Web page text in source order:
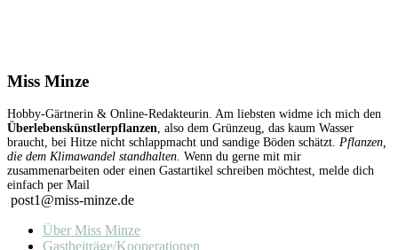
Miss Minze
Hobby-Gärtnerin & Online-Redakteurin. Am liebsten widme ich mich den
Überlebenskünstlerpflanzen, also dem Grünzeug, das kaum Wasser
braucht, bei Hitze nicht schlappmacht und sandige Böden schätzt. Pflanzen,
die dem Klimawandel standhalten. Wenn du gerne mit mir
zusammenarbeiten oder einen Gastartikel schreiben möchtest, melde dich
einfach per Mail
post1@miss-minze.de
Über Miss Minze
Gastbeiträge/Kooperationen